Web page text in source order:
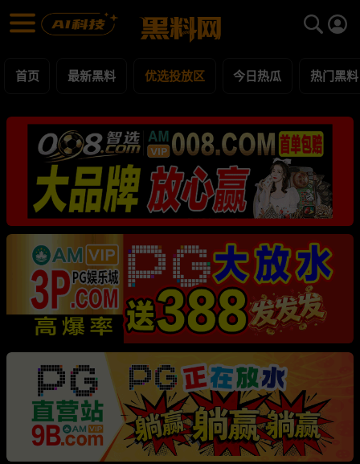
优选投放区 每日更新黑料吃瓜爆料
首页 最新黑料 优选投放区 今日热瓜 热门黑料